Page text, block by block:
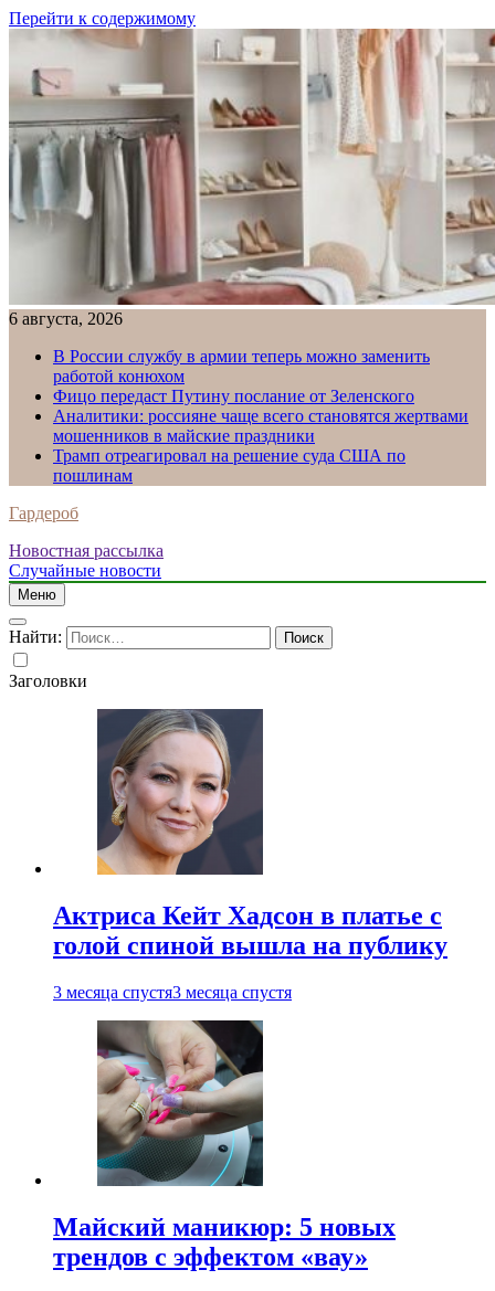
Перейти к содержимому
6 августа, 2026
В России службу в армии теперь можно заменить
работой конюхом
Фицо передаст Путину послание от Зеленского
Аналитики: россияне чаще всего становятся жертвами
мошенников в майские праздники
Трамп отреагировал на решение суда США по
пошлинам
Гардероб
Новостная рассылка
Случайные новости
Меню
Найти:
Заголовки
Актриса Кейт Хадсон в платье с
голой спиной вышла на публику
3 месяца спустя3 месяца спустя
Майский маникюр: 5 новых
трендов с эффектом «вау»